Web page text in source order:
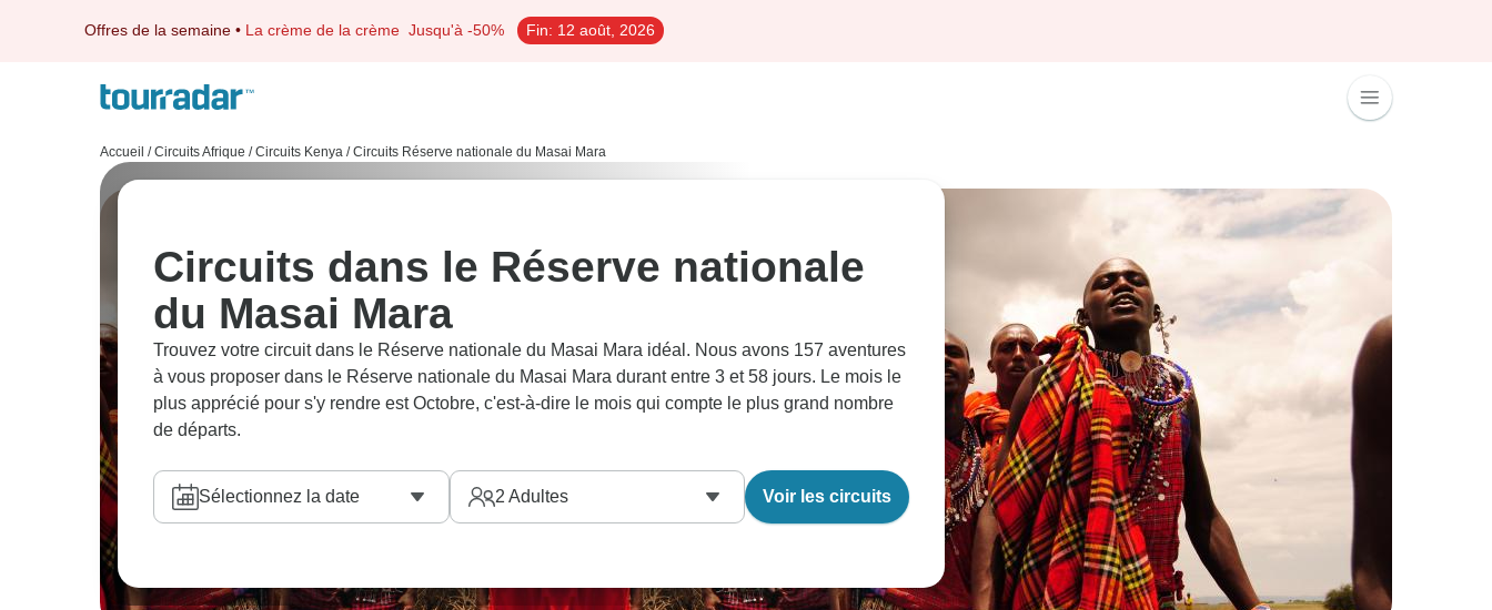
Offres de la semaine • La crème de la crème Jusqu'à -50% Fin: 12 août, 2026
Accueil / Circuits Afrique / Circuits Kenya / Circuits Réserve nationale du Masai Mara
Circuits dans le Réserve nationale
du Masai Mara
Trouvez votre circuit dans le Réserve nationale du Masai Mara idéal. Nous avons 157 aventures
à vous proposer dans le Réserve nationale du Masai Mara durant entre 3 et 58 jours. Le mois le
plus apprécié pour s'y rendre est Octobre, c'est-à-dire le mois qui compte le plus grand nombre
de départs.
Sélectionnez la date 2 Adultes Voir les circuits